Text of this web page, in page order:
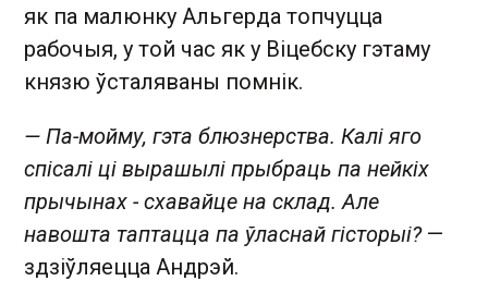
як па малюнку Альгерда топчуцца
рабочыя, у той час як у Віцебску гэтаму
князю ўсталяваны помнік.
— Па-мойму, гэта блюзнерства. Калі яго
спісалі ці вырашылі прыбраць па нейкіх
прычынах - схавайце на склад. Але
навошта таптацца па ўласнай гісторыі? —
здзіўляецца Андрэй.